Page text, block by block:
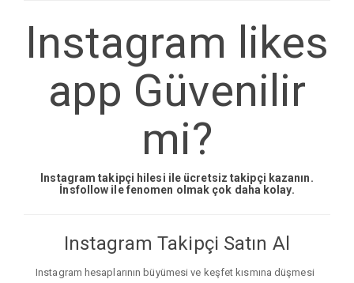
Instagram likes
app Güvenilir
mi?
Instagram takipçi hilesi ile ücretsiz takipçi kazanın.
İnsfollow ile fenomen olmak çok daha kolay.
Instagram Takipçi Satın Al
Instagram hesaplarının büyümesi ve keşfet kısmına düşmesi